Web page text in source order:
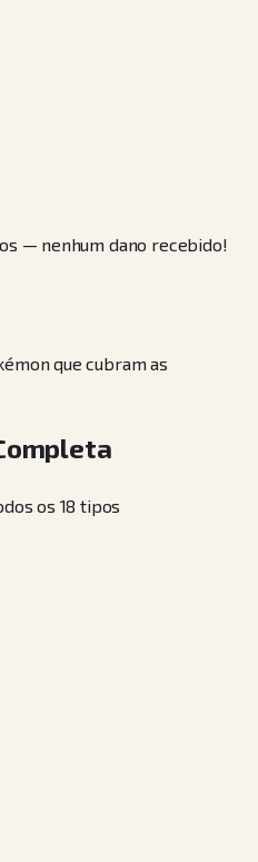
— nenhum dano recebido!
que cubram as
os 18 tipos